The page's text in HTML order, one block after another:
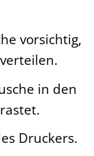
vorsichtig,
in den
Druckers.